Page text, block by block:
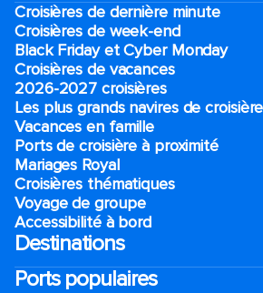
Croisières de dernière minute
Croisières de week-end
Black Friday et Cyber Monday
Croisières de vacances
2026-2027 croisières
Les plus grands navires de croisière
Vacances en famille
Ports de croisière à proximité
Mariages Royal
Croisières thématiques
Voyage de groupe​
Accessibilité à bord​
Destinations
Ports populaires